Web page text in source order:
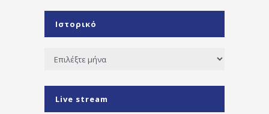
Ιστορικό
Ιστορικό
Live stream